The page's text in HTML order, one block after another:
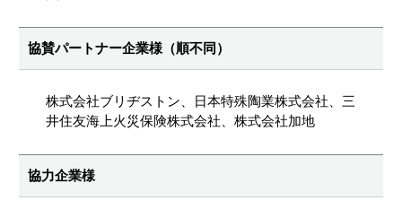
協賛パートナー企業様（順不同）
株式会社ブリヂストン、日本特殊陶業株式会社、三
井住友海上火災保険株式会社、株式会社加地
協力企業様